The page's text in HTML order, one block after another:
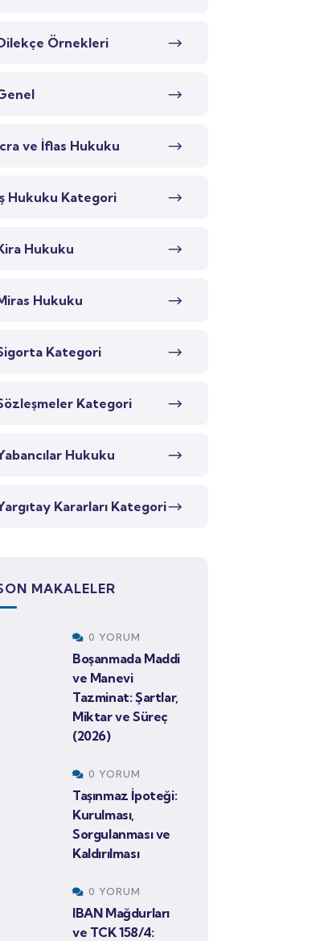
Örnekleri
ve İflas Hukuku
Hukuku Kategori
Hukuku
Hukuku
Kategori
Kategori
Hukuku
Kararları Kategori
MAKALELER
0 YORUM
Boşanmada Maddi
ve Manevi
Tazminat: Şartlar,
Miktar ve Süreç
(2026)
0 YORUM
Taşınmaz İpoteği:
Kurulması,
Sorgulanması ve
Kaldırılması
0 YORUM
IBAN Mağdurları
ve TCK 158/4: